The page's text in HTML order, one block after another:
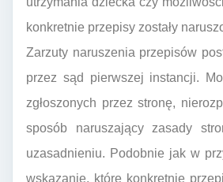
konkretnie przepisy zostały
Zarzuty naruszenia przepisów
przez sąd pierwszej instancji.
zgłoszonych przez stronę,
sposób naruszający zasady
uzasadnieniu. Podobnie jak w
wskazanie, które konkretnie